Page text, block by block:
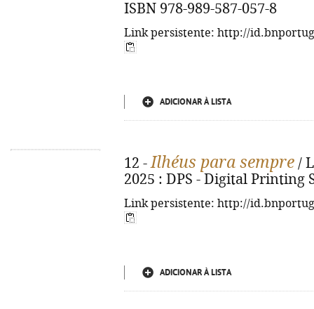
ISBN 978-989-587-057-8
Link persistente: http://
ADICIONAR À LISTA
12 -Ilhéus para sempre /
2025 : DPS - Digital Printing
Link persistente: http://
ADICIONAR À LISTA